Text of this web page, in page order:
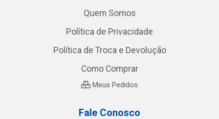
Quem Somos
Política de Privacidade
Política de Troca e Devolução
Como Comprar
Meus Pedidos
Fale Conosco